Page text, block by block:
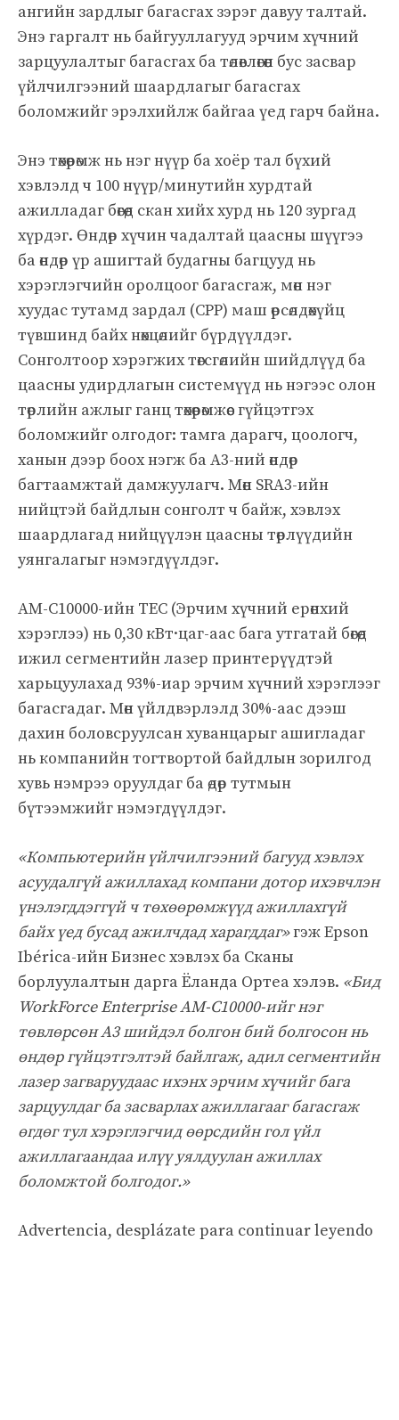
ангийн зардлыг багасгах зэрэг давуу талтай.
Энэ гаргалт нь байгууллагууд эрчим хүчний
зарцуулалтыг багасгах ба төлөвлөгөөн бус засвар
үйлчилгээний шаардлагыг багасгах
боломжийг эрэлхийлж байгаа үед гарч байна.
Энэ төхөөрөмж нь нэг нүүр ба хоёр тал бүхий
хэвлэлд ч 100 нүүр/минутийн хурдтай
ажилладаг бөгөөд скан хийх хурд нь 120 зургад
хүрдэг. Өндөр хүчин чадалтай цаасны шүүгээ
ба өндөр үр ашигтай будагны багцууд нь
хэрэглэгчийн оролцоог багасгаж, мөн нэг
хуудас тутамд зардал (CPP) маш өрсөлдөхүйц
түвшинд байх нөхцөлийг бүрдүүлдэг.
Сонголтоор хэрэгжих төгсгөлийн шийдлүүд ба
цаасны удирдлагын системүүд нь нэгээс олон
төрлийн ажлыг ганц төхөөрөмжөөс гүйцэтгэх
боломжийг олгодог: тамга дарагч, цоологч,
ханын дээр боох нэгж ба A3-ний өндөр
багтаамжтай дамжуулагч. Мөн SRA3-ийн
нийцтэй байдлын сонголт ч байж, хэвлэх
шаардлагад нийцүүлэн цаасны төрлүүдийн
уянгалагыг нэмэгдүүлдэг.
AM-C10000-ийн TEC (Эрчим хүчний ерөнхий
хэрэглээ) нь 0,30 кВт·цаг-аас бага утгатай бөгөөд
ижил сегментийн лазер принтерүүдтэй
харьцуулахад 93%-иар эрчим хүчний хэрэглээг
багасгадаг. Мөн үйлдвэрлэлд 30%-аас дээш
дахин боловсруулсан хуванцарыг ашигладаг
нь компанийн тогтвортой байдлын зорилгод
хувь нэмрээ оруулдаг ба өдөр тутмын
бүтээмжийг нэмэгдүүлдэг.
«Компьютерийн үйлчилгээний багууд хэвлэх
асуудалгүй ажиллахад компани дотор ихэвчлэн
үнэлэгддэггүй ч төхөөрөмжүүд ажиллахгүй
байх үед бусад ажилчдад харагддаг»гэж Epson
Ibérica-ийн Бизнес хэвлэх ба Сканы
борлуулалтын дарга Ёланда Ортеа хэлэв. «Бид
WorkForce Enterprise AM-C10000-ийг нэг
төвлөрсөн A3 шийдэл болгон бий болгосон нь
өндөр гүйцэтгэлтэй байлгаж, адил сегментийн
лазер загваруудаас ихэнх эрчим хүчийг бага
зарцуулдаг ба засварлах ажиллагааг багасгаж
өгдөг тул хэрэглэгчид өөрсдийн гол үйл
ажиллагаандаа илүү уялдуулан ажиллах
боломжтой болгодог.»
Advertencia, desplázate para continuar leyendo